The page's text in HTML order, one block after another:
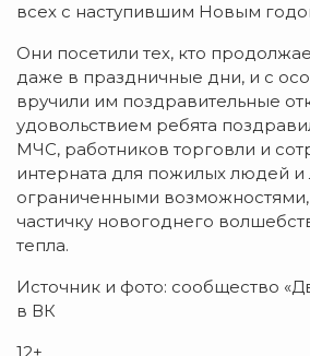
всех с наступившим Новым
Они посетили тех, кто
даже в праздничные дни, и с
вручили им поздравительные
удовольствием ребята
МЧС, работников торговли и
интерната для пожилых людей
ограниченными
частичку новогоднего
тепла.
Источник и фото: сообщество
в ВК